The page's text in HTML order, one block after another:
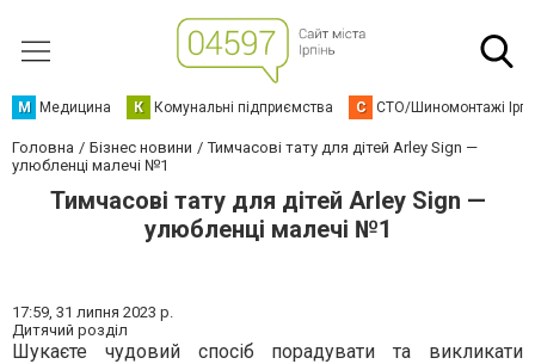
М Медицина К Комунальні підприємства С СТО/Шиномонтажі
Головна Бізнес новини
Тимчасові тату для дітей Arley Sign —
улюбленці малечі №1
Тимчасові тату для дітей Arley Sign —
улюбленці малечі №1
17:59, 31 липня 2023 р.
Дитячий розділ
Шукаєте чудовий спосіб порадувати та викликати